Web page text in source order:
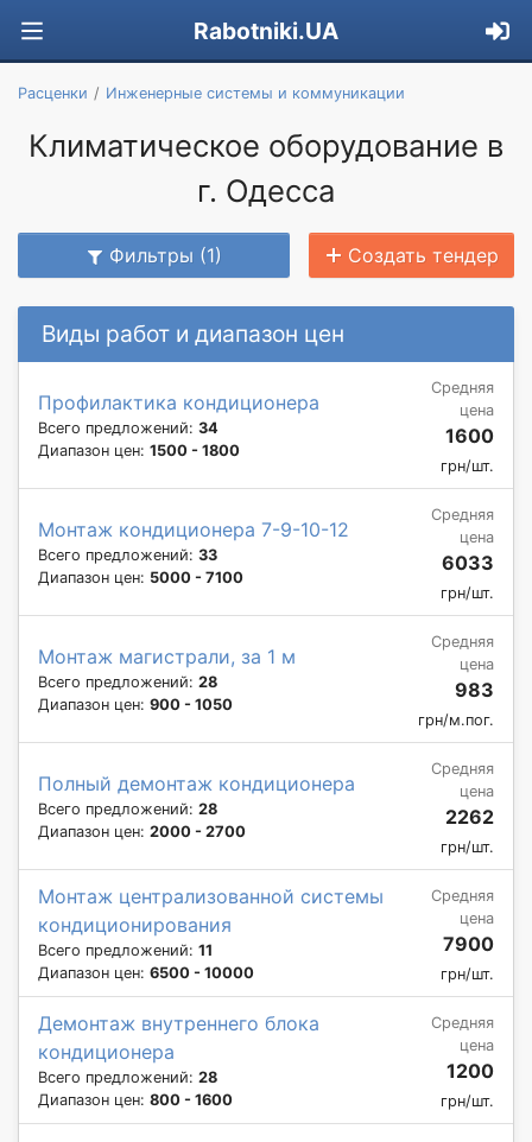
Rabotniki.UA
Расценки Инженерные системы и коммуникации
Климатическое оборудование в
г. Одесса
Фильтры (1) Создать тендер
Виды работ и диапазон цен
Профилактика кондиционера
Всего предложений: 34
Диапазон цен: 1500 - 1800
Средняя
цена
1600
грн/шт.
Монтаж кондиционера 7-9-10-12
Всего предложений: 33
Диапазон цен: 5000 - 7100
Средняя
цена
6033
грн/шт.
Монтаж магистрали, за 1 м
Всего предложений: 28
Диапазон цен: 900 - 1050
Средняя
цена
983
грн/м.пог.
Полный демонтаж кондиционера
Всего предложений: 28
Диапазон цен: 2000 - 2700
Средняя
цена
2262
грн/шт.
Монтаж централизованной системы
кондиционирования
Всего предложений: 11
Диапазон цен: 6500 - 10000
Средняя
цена
7900
грн/шт.
Демонтаж внутреннего блока
кондиционера
Всего предложений: 28
Диапазон цен: 800 - 1600
Средняя
цена
1200
грн/шт.